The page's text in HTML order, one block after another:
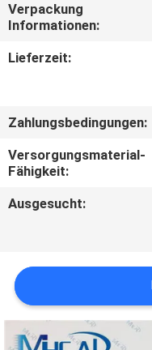
KONTAKTIERE
UNS
SIE
EIN
ZITAT
PRIVACY
POLICY
Verpackung
Informationen:
Lieferzeit:
Zahlungsbedingungen:
Versorgungsmaterial-
Fähigkeit:
Ausgesucht: